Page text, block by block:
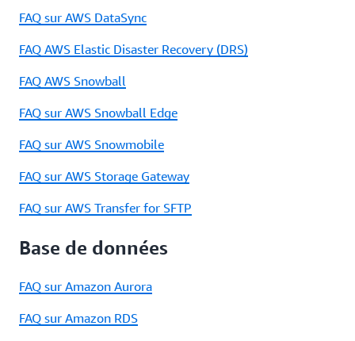
FAQ sur AWS DataSync
FAQ AWS Elastic Disaster Recovery (DRS)
FAQ AWS Snowball
FAQ sur AWS Snowball Edge
FAQ sur AWS Snowmobile
FAQ sur AWS Storage Gateway
FAQ sur AWS Transfer for SFTP
Base de données
FAQ sur Amazon Aurora
FAQ sur Amazon RDS